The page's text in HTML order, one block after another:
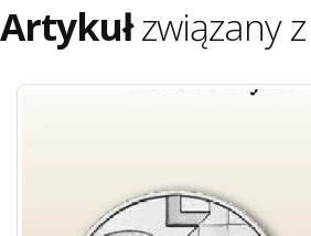
Artykułzwiązany